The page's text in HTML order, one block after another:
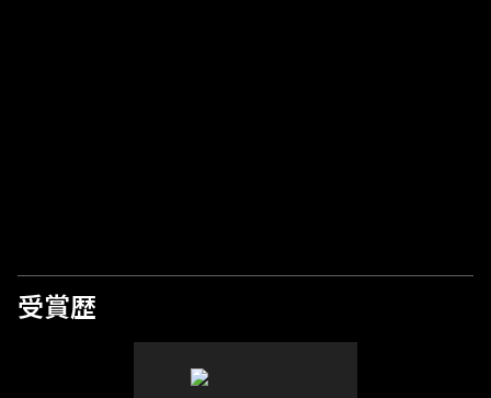
受賞歴